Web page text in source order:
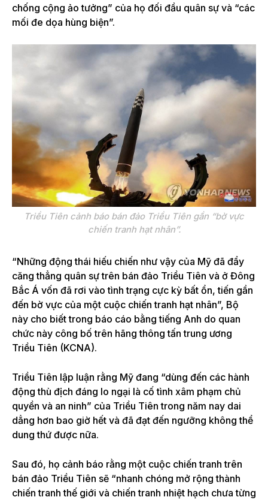
chống cộng ảo tưởng” của họ đối đầu quân sự và “các
mối đe dọa hùng biện”.
Triều Tiên cảnh báo bán đảo Triều Tiên gần “bờ vực
chiến tranh hạt nhân”.
“Những động thái hiếu chiến như vậy của Mỹ đã đẩy
căng thẳng quân sự trên bán đảo Triều Tiên và ở Đông
Bắc Á vốn đã rơi vào tình trạng cực kỳ bất ổn, tiến gần
đến bờ vực của một cuộc chiến tranh hạt nhân”, Bộ
này cho biết trong báo cáo bằng tiếng Anh do quan
chức này công bố trên hãng thông tấn trung ương
Triều Tiên (KCNA).
Triều Tiên lập luận rằng Mỹ đang “dùng đến các hành
động thù địch đáng lo ngại là cố tình xâm phạm chủ
quyền và an ninh” của Triều Tiên trong năm nay dai
dẳng hơn bao giờ hết và đã đạt đến ngưỡng không thể
dung thứ được nữa.
Sau đó, họ cảnh báo rằng một cuộc chiến tranh trên
bán đảo Triều Tiên sẽ “nhanh chóng mở rộng thành
chiến tranh thế giới và chiến tranh nhiệt hạch chưa từng